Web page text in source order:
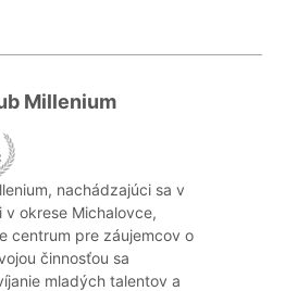
Millenium
nachádzajúci sa v
v okrese Michalovce,
centrum pre záujemcov o
činnosťou sa
mladých talentov a